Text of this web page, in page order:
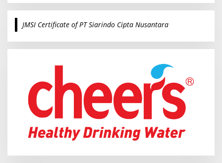
r
c
o
JMSI Certificate of PT Siarindo Cipta Nusantara